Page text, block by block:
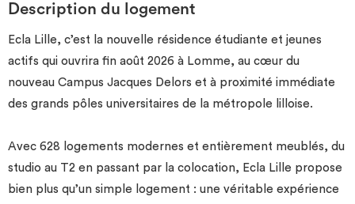
Description du logement
Ecla Lille, c’est la nouvelle résidence étudiante et jeunes
actifs qui ouvrira fin août 2026 à Lomme, au cœur du
nouveau Campus Jacques Delors et à proximité immédiate
des grands pôles universitaires de la métropole lilloise.
Avec 628 logements modernes et entièrement meublés, du
studio au T2 en passant par la colocation, Ecla Lille propose
bien plus qu’un simple logement : une véritable expérience